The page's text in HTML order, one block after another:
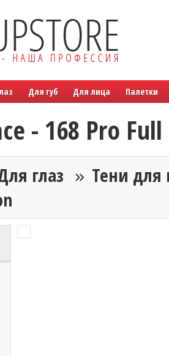
Для губ Для лица Палетки
- 168 Pro
глаз » Тени для